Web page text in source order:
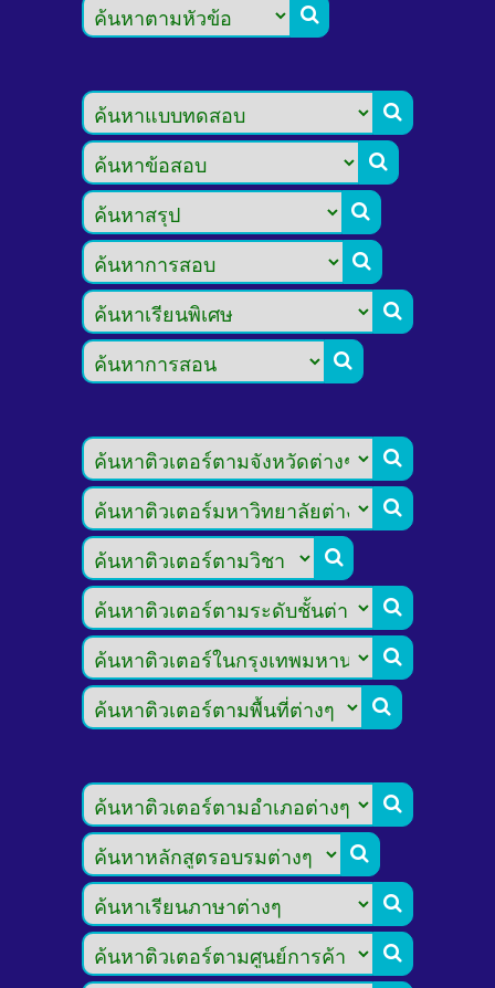
















